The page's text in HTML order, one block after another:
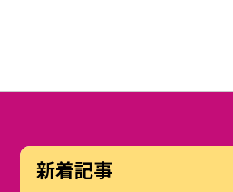
新着記事